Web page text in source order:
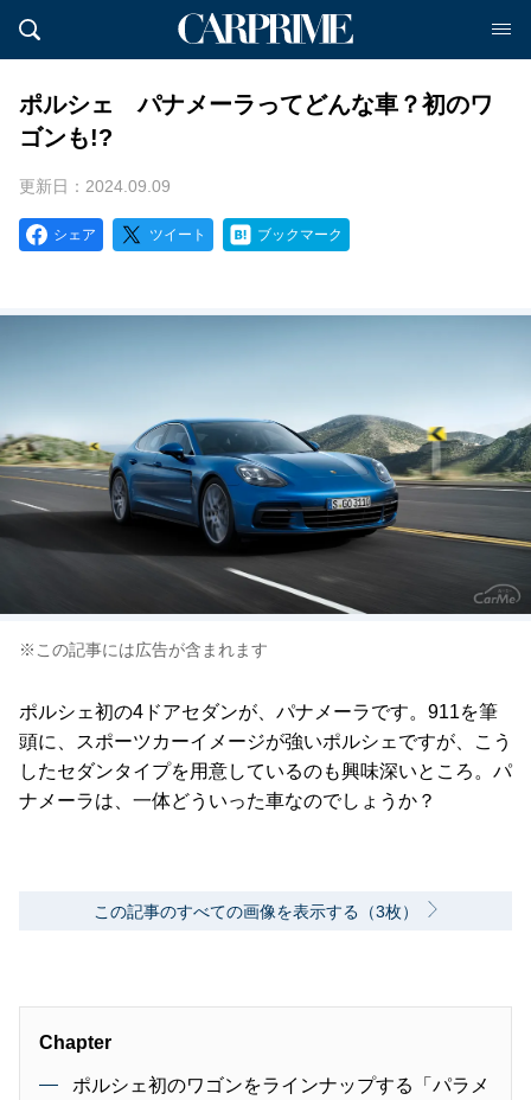
ポルシェ パナメーラってどんな車？初のワ
ゴンも!?
更新日：2024.09.09
シェア ツイート ブックマーク
※この記事には広告が含まれます
ポルシェ初の4ドアセダンが、パナメーラです。911を筆
頭に、スポーツカーイメージが強いポルシェですが、こう
したセダンタイプを用意しているのも興味深いところ。パ
ナメーラは、一体どういった車なのでしょうか？
この記事のすべての画像を表示する（3枚）
Chapter
ポルシェ初のワゴンをラインナップする「パラメ